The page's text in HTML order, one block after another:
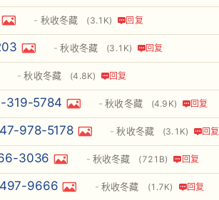
秋收冬藏 (3.1K) 回复
秋收冬藏 (3.1K) 回复
秋收冬藏 (4.8K) 回复
319-5784 秋收冬藏 (4.9K) 回复
978-5178 秋收冬藏 (3.1K) 回复
3036 秋收冬藏 (721B) 回复
497-9666 秋收冬藏 (1.7K) 回复